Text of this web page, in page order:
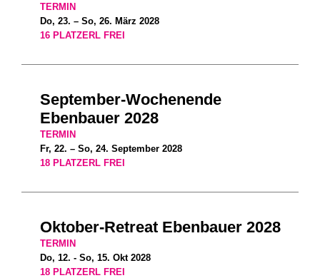
TERMIN
Do, 23. – So, 26. März 2028
16 PLATZERL FREI
September-Wochenende
Ebenbauer 2028
TERMIN
Fr, 22. – So, 24. September 2028
18 PLATZERL FREI
Oktober-Retreat Ebenbauer 2028
TERMIN
Do, 12. - So, 15. Okt 2028
18 PLATZERL FREI